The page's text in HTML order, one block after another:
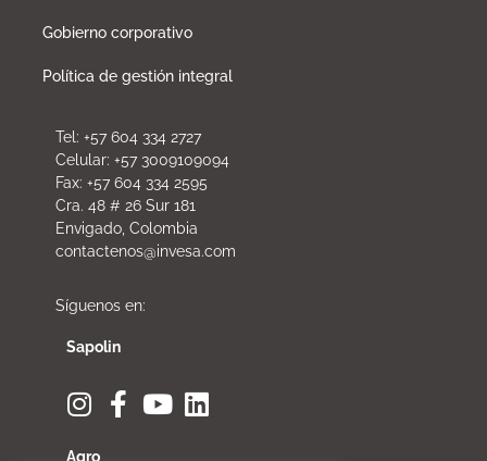
Gobierno corporativo
Política de gestión integral
Tel: +57 604 334 2727
Celular: +57 3009109094
Fax: +57 604 334 2595
Cra. 48 # 26 Sur 181
Envigado, Colombia
contactenos@invesa.com
Síguenos en:
Sapolin
Agro